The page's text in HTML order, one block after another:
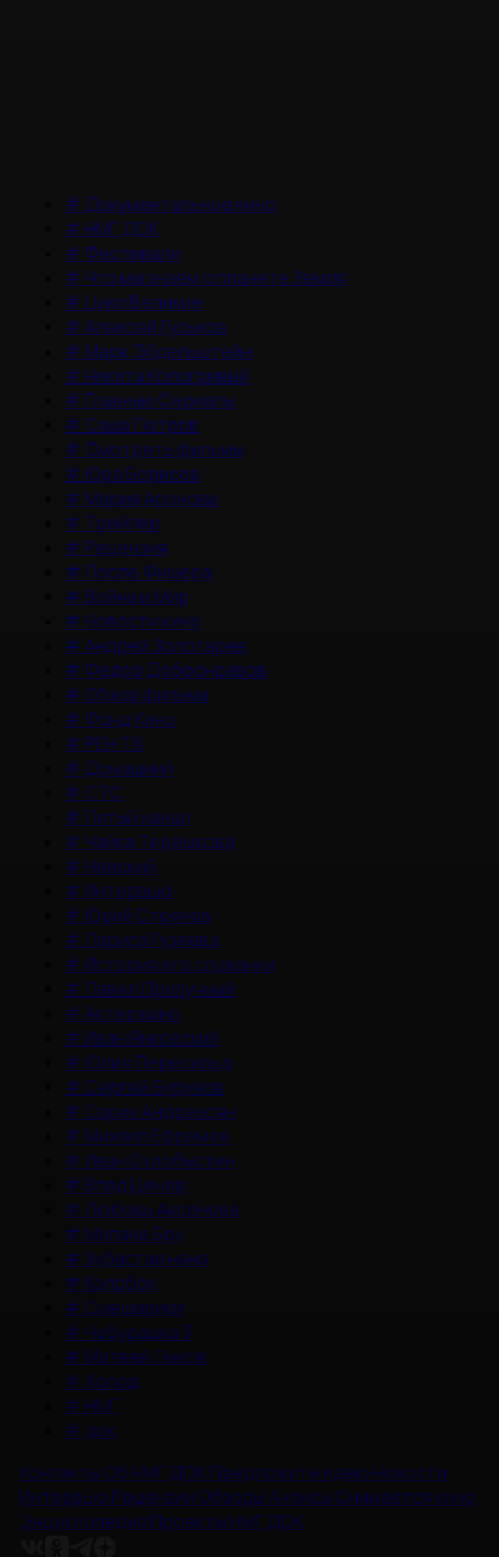
# Документальное кино
# НМГ ДОК
# Фестивали
# Что мы знаем о планете Земля
# Цикл Великие
#Алексей Гуськов
# Марк Эйдельштейн
# Никита Кологривый
# Главные Сериалы
# Саша Петров
# Смотреть фильмы
# Юра Борисов
# Мария Аронова
# Трейлер
# Рецензия
# После Фишера
# Война и Мир
# Новости кино
#Андрей Золотарев
# Федор Добронравов
# Обзор фильма
# Фонд Кино
# РЕН ТВ
# Домашний
# СТС
# Пятый канал
# Чайка Терешкова
# Невский
# Интервью
# Юрий Стоянов
#Лариса Гузеева
# История его служанки
# Павел Прилучный
#Актер кино
# Иван Янковский
# Юлия Пересильд
# Сергей Бурунов
# Сарик Андреасян
# Михаил Ефремов
# Иван Охлобыстин
# Влад Ценев
#Любовь Аксенова
# Милана Бру
#Зубастая няня
# Колобок
# Смешарики
# Чебурашка 3
# Матвей Лыков
#Холод
# НМГ
# док
Контакты Об НМГ ДОКПредложите идею Новости
Интервью Рецензии ОбзорыАнонсы Снимается кино
Энциклопедия Проекты НМГ ДОК